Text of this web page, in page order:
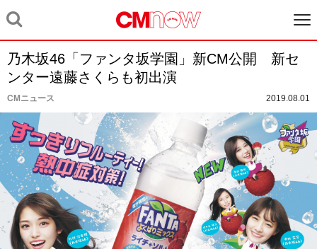
乃木坂46「ファンタ坂学園」新CM公開 新セ
ンター遠藤さくらも初出演
CMニュース 2019.08.01